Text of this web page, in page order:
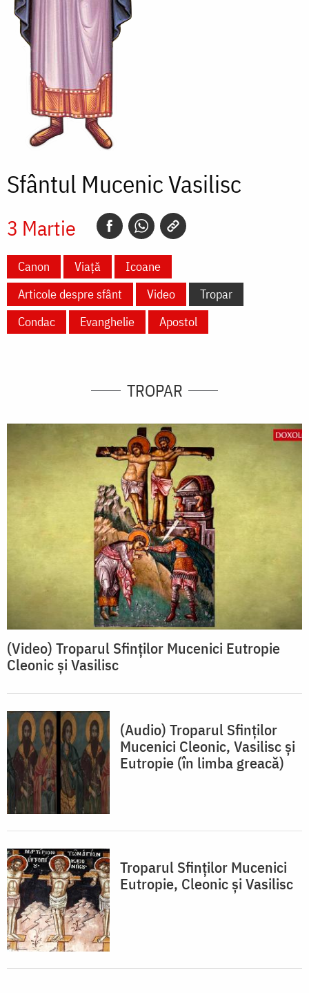
Sfântul Mucenic Vasilisc
3 Martie
Canon Viață
Icoane
Articole despre sfânt
Video
Tropar
Condac
Evanghelie Apostol
TROPAR
(Video) Troparul Sfinților Mucenici Eutropie
Cleonic și Vasilisc
(Audio) Troparul Sfinților
Mucenici Cleonic, Vasilisc și
Eutropie (în limba greacă)
Troparul Sfinţilor Mucenici
Eutropie, Cleonic şi Vasilisc